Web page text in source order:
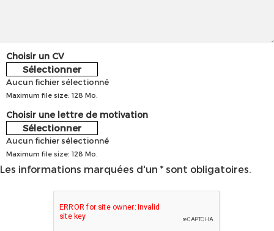
Choisir un CV
Sélectionner
Aucun fichier sélectionné
Maximum file size: 128 Mo.
Choisir une lettre de motivation
Sélectionner
Aucun fichier sélectionné
Maximum file size: 128 Mo.
Les informations marquées d'un * sont obligatoires.